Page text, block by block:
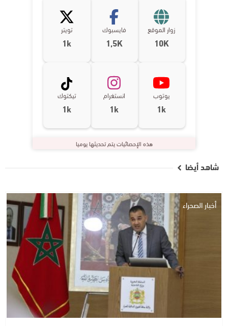
زوار الموقع
10K
فايسبوك
1,5K
تويتر
1k
يوتوب
1k
انستغرام
1k
تيكتوك
1k
هذه الإحصائيات يتم تحديثها يوميا
شاهد أيضا
أخبار الصحراء